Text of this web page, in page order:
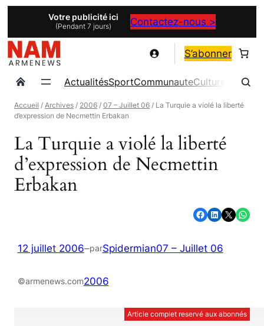
contenu
Votre publicité ici
(Pendant 7 jours) Contactez-nous >
S’abonner
ActualitésSportCommunauteCulture
Accueil /Archives / 2006 /07 – Juillet 06 / La Turquie a violé la liberté
d’expression de Necmettin Erbakan
La Turquie a violé la liberté
d’expression de Necmettin
Erbakan
Partager sur Facebook Partager sur LinkedIn Partager sur X Partager sur WhatsApp
12 juillet 2006–parSpidermian07 – Juillet 06
©armenews.com2006
Article complet reservé aux abonnés